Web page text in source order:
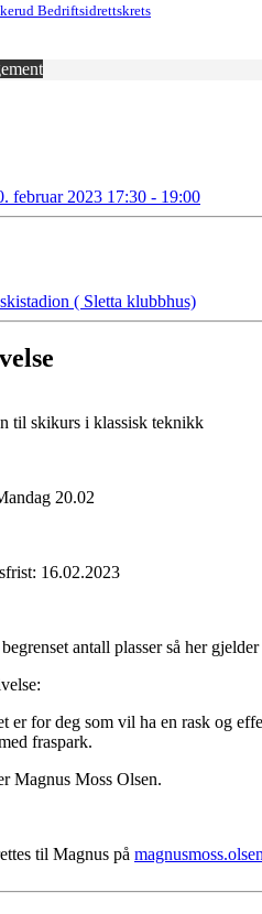
Bedriftsidrettskrets
februar 2023 17:30 - 19:00
( Sletta klubbhus)
til skikurs i klassisk teknikk
20.02
16.02.2023
antall plasser så her
er for deg som vil ha en rask og
fraspark.
Magnus Moss Olsen.
til Magnus på